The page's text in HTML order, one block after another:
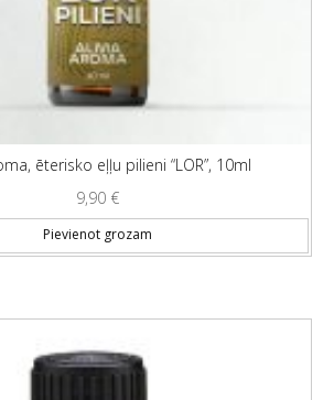
ēterisko eļļu pilieni “LOR”, 10ml
9,90 €
Pievienot grozam